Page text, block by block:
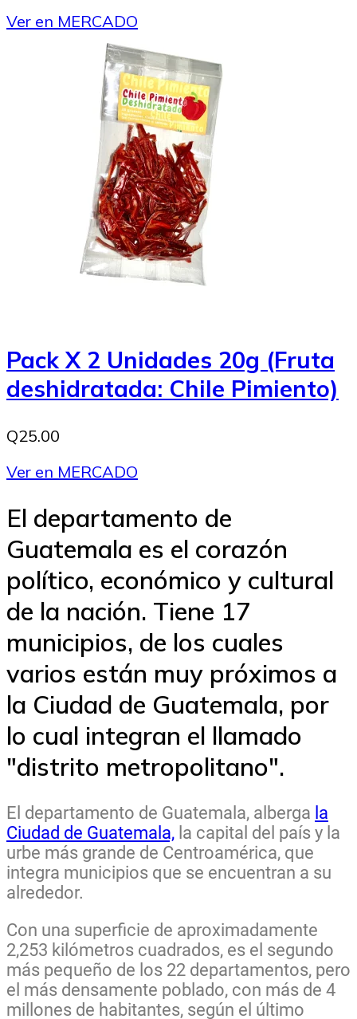
Ver en MERCADO
Pack X 2 Unidades 20g (Fruta
deshidratada: Chile Pimiento)
Q25.00
Ver en MERCADO
El departamento de
Guatemala es el corazón
político, económico y cultural
de la nación. Tiene 17
municipios, de los cuales
varios están muy próximos a
la Ciudad de Guatemala, por
lo cual integran el llamado
"distrito metropolitano".
El departamento de Guatemala, alberga la
Ciudad de Guatemala, la capital del país y la
urbe más grande de Centroamérica, que
integra municipios que se encuentran a su
alrededor.
Con una superficie de aproximadamente
2,253 kilómetros cuadrados, es el segundo
más pequeño de los 22 departamentos, pero
el más densamente poblado, con más de 4
millones de habitantes, según el último